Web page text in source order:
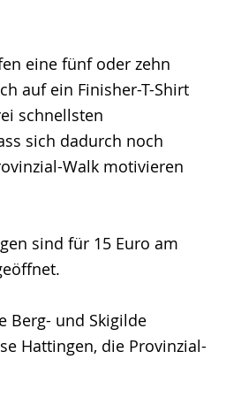
eine fünf oder zehn
auf ein Finisher-T-Shirt
schnellsten
sich dadurch noch
Walk motivieren
sind für 15 Euro am
Berg- und Skigilde
Hattingen, die Provinzial-